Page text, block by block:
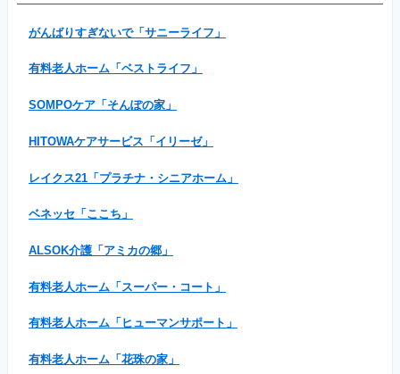
がんばりすぎないで「サニーライフ」
有料老人ホーム「ベストライフ」
SOMPOケア「そんぽの家」
HITOWAケアサービス「イリーゼ」
レイクス21「プラチナ・シニアホーム」
ベネッセ「ここち」
ALSOK介護「アミカの郷」
有料老人ホーム「スーパー・コート」
有料老人ホーム「ヒューマンサポート」
有料老人ホーム「花珠の家」